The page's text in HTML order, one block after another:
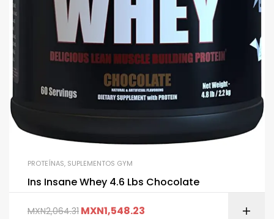
PROTEÍNAS, SUPLEMENTOS GYM
Ins Insane Whey 4.6 Lbs Chocolate
MXN2,064.31 MXN1,548.23